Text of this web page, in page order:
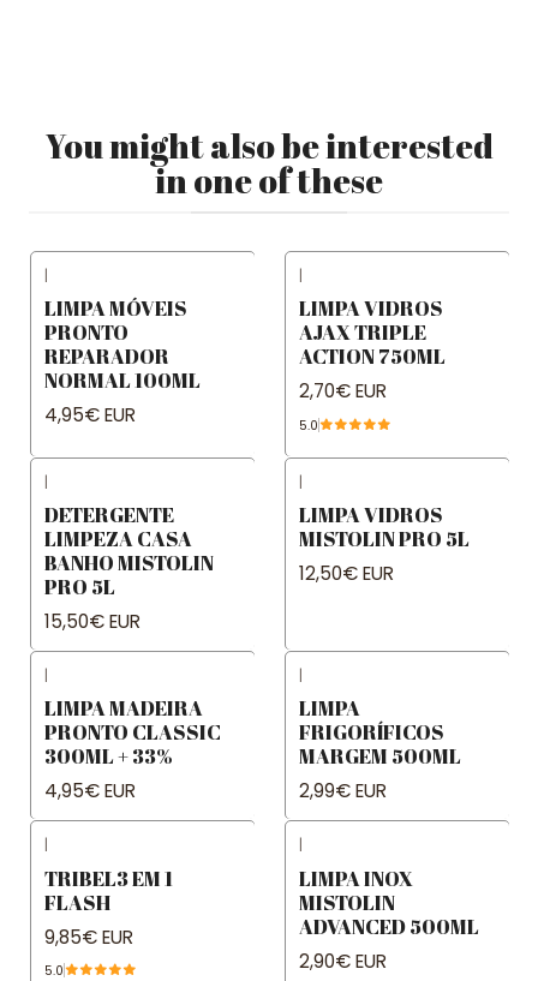
You might also be interested
in one of these
|
LIMPA MÓVEIS
PRONTO
REPARADOR
NORMAL 100ML
4,95€ EUR
|
LIMPA VIDROS
AJAX TRIPLE
ACTION 750ML
2,70€ EUR
5.0
|
DETERGENTE
LIMPEZA CASA
BANHO MISTOLIN
PRO 5L
15,50€ EUR
|
LIMPA VIDROS
MISTOLIN PRO 5L
12,50€ EUR
|
LIMPA MADEIRA
PRONTO CLASSIC
300ML + 33%
4,95€ EUR
|
LIMPA
FRIGORÍFICOS
MARGEM 500ML
2,99€ EUR
|
TRIBEL3 EM 1
FLASH
9,85€ EUR
5.0
|
LIMPA INOX
MISTOLIN
ADVANCED 500ML
2,90€ EUR